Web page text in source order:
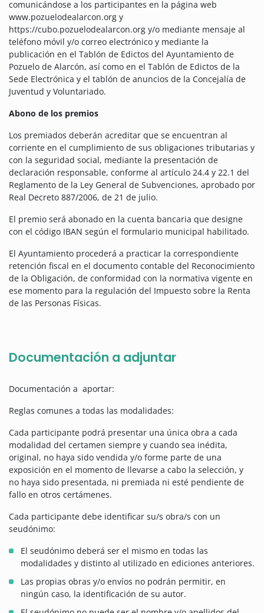
comunicándose a los participantes en la página web
www.pozuelodealarcon.org y
https://cubo.pozuelodealarcon.org y/o mediante mensaje al
teléfono móvil y/o correo electrónico y mediante la
publicación en el Tablón de Edictos del Ayuntamiento de
Pozuelo de Alarcón, así como en el Tablón de Edictos de la
Sede Electrónica y el tablón de anuncios de la Concejalía de
Juventud y Voluntariado.
Abono de los premios
Los premiados deberán acreditar que se encuentran al
corriente en el cumplimiento de sus obligaciones tributarias y
con la seguridad social, mediante la presentación de
declaración responsable, conforme al artículo 24.4 y 22.1 del
Reglamento de la Ley General de Subvenciones, aprobado por
Real Decreto 887/2006, de 21 de julio.
El premio será abonado en la cuenta bancaria que designe
con el código IBAN según el formulario municipal habilitado.
El Ayuntamiento procederá a practicar la correspondiente
retención fiscal en el documento contable del Reconocimiento
de la Obligación, de conformidad con la normativa vigente en
ese momento para la regulación del Impuesto sobre la Renta
de las Personas Físicas.
Documentación a adjuntar
Documentación a aportar:
Reglas comunes a todas las modalidades:
Cada participante podrá presentar una única obra a cada
modalidad del certamen siempre y cuando sea inédita,
original, no haya sido vendida y/o forme parte de una
exposición en el momento de llevarse a cabo la selección, y
no haya sido presentada, ni premiada ni esté pendiente de
fallo en otros certámenes.
Cada participante debe identificar su/s obra/s con un
seudónimo:
El seudónimo deberá ser el mismo en todas las
modalidades y distinto al utilizado en ediciones anteriores.
Las propias obras y/o envíos no podrán permitir, en
ningún caso, la identificación de su autor.